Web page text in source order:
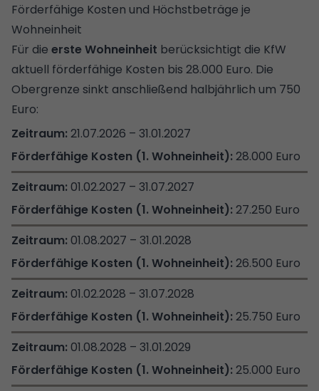
Förderfähige Kosten und Höchstbeträge je
Wohneinheit
Für die erste Wohneinheit berücksichtigt die KfW
aktuell förderfähige Kosten bis 28.000 Euro. Die
Obergrenze sinkt anschließend halbjährlich um 750
Euro:
21.07.2026 – 31.01.2027
28.000 Euro
01.02.2027 – 31.07.2027
27.250 Euro
01.08.2027 – 31.01.2028
26.500 Euro
01.02.2028 – 31.07.2028
25.750 Euro
01.08.2028 – 31.01.2029
25.000 Euro